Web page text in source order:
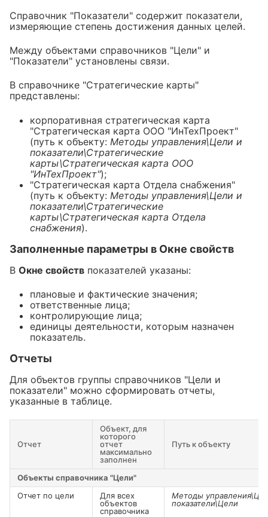
Справочник "Показатели" содержит показатели,
измеряющие степень достижения данных целей.
Между объектами справочников "Цели" и
"Показатели" установлены связи.
В справочнике "Стратегические карты"
представлены:
корпоративная стратегическая карта
"Стратегическая карта ООО "ИнТехПроект"
(путь к объекту: Методы управления\Цели и
показатели\Стратегические
карты\Стратегическая карта ООО
"ИнТехПроект");
"Стратегическая карта Отдела снабжения"
(путь к объекту: Методы управления\Цели и
показатели\Стратегические
карты\Стратегическая карта Отдела
снабжения).
Заполненные параметры в Окне свойств
В Окне свойств показателей указаны:
плановые и фактические значения;
ответственные лица;
контролирующие лица;
единицы деятельности, которым назначен
показатель.
Отчеты
Для объектов группы справочников "Цели и
показатели" можно сформировать отчеты,
указанные в таблице.
Отчет
Объект, для
которого
отчет
максимально
заполнен
Путь к объекту
Объекты справочника "Цели"
Отчет по цели
Для всех
объектов
справочника
Методы
показатели\Цели